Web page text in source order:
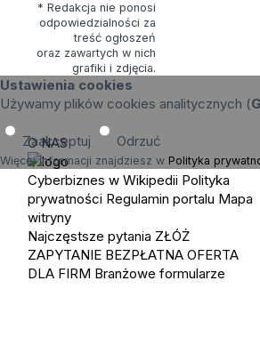
* Redakcja nie ponosi
odpowiedzialności za
treść ogłoszeń
oraz zawartych w nich
grafiki i zdjęcia.
Ustawienia cookies
Używamy plików cookies analitycznych (
Zaakceptuj Odrzuć
Więcej informacji znajdziesz w Polityka
O NAS
Cyberbiznes w Wikipedii Polityka
prywatności Regulamin portalu Mapa
witryny
Najczęstsze pytania ZŁÓŻ
ZAPYTANIE BEZPŁATNA OFERTA
DLA FIRM Branżowe formularze